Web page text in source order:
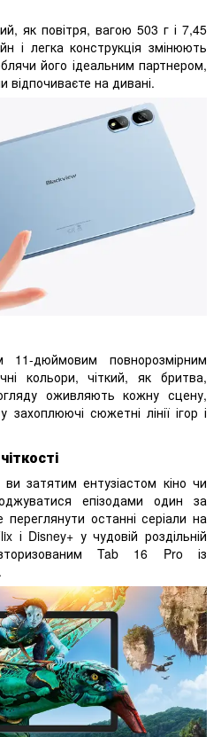
як повітря, вагою 503 г і 7,45
і легка конструкція змінюють
його ідеальним партнером,
на дивані.
11-дюймовим повнорозмірним
кольори, чіткий, як бритва,
оживляють кожну сцену,
сюжетні лінії ігор і
затятим ентузіастом кіно чи
епізодами один за
останні серіали на
і Disney+ у чудовій роздільній
Tab 16 Pro із